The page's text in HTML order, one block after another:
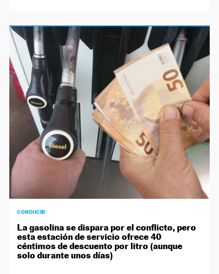
CONDUCIR
La gasolina se dispara por el conflicto, pero
esta estación de servicio ofrece 40
céntimos de descuento por litro (aunque
solo durante unos días)